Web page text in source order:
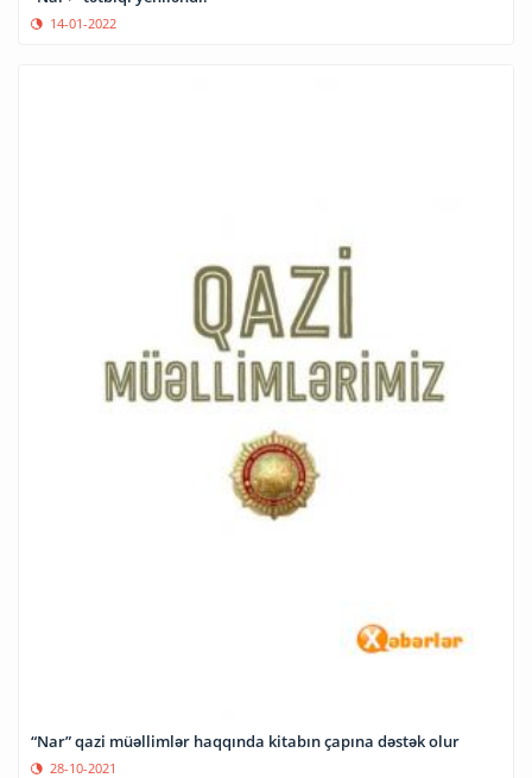
14-01-2022
“Nar” qazi müəllimlər haqqında kitabın çapına dəstək olur
28-10-2021